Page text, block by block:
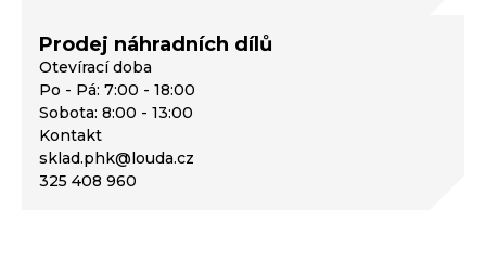
Prodej náhradních dílů
Otevírací doba
Po - Pá: 7:00 - 18:00
Sobota: 8:00 - 13:00
Kontakt
sklad.phk@louda.cz
325 408 960